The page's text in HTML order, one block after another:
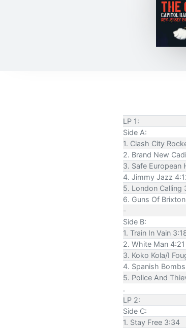
LP 1:
Side A:
1. Clash City
2. Brand New
3. Safe European
4. Jimmy Jazz
5. London Calling
6. Guns Of
-
Side B:
1. Train In Vain
2. White Man 4:21
3. Koko Kola/I
4. Spanish
5. Police And
.
LP 2:
Side C:
1. Stay Free 3:34